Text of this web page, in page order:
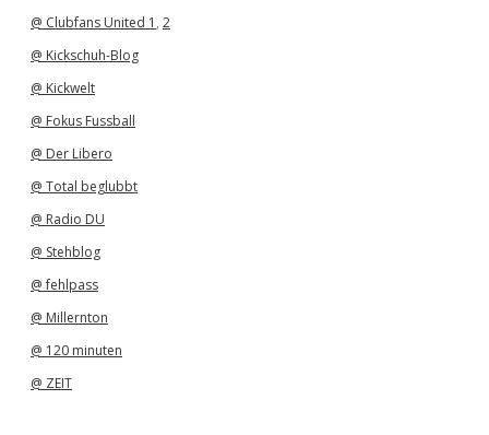
@ Clubfans United 1 , 2
@ Kickschuh-Blog
@ Kickwelt
@ Fokus Fussball
@ Der Libero
@ Total beglubbt
@ Radio DU
@ Stehblog
@ fehlpass
@ Millernton
@ 120 minuten
@ ZEIT